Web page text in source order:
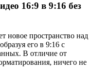
16:9 в 9:16 без
новое пространство над
его в 9:16 с
В отличие от
ничего не